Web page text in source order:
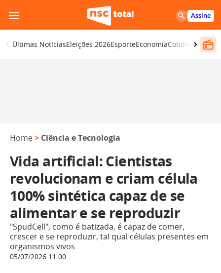
para
o
conteúdo
Assine
Últimas NotíciasEleições 2026EsporteEconomiaCotidiano
Home > Ciência e Tecnologia
Vida artificial: Cientistas
revolucionam e criam célula
100% sintética capaz de se
alimentar e se reproduzir
"SpudCell", como é batizada, é capaz de comer,
crescer e se reproduzir, tal qual células presentes em
organismos vivos
05/07/2026 11:00